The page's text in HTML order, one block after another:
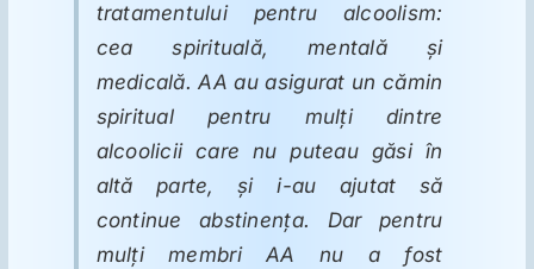
tratamentului pentru alcoolism:
cea spirituală, mentală şi
medicală. AA au asigurat un cămin
spiritual pentru mulţi dintre
alcoolicii care nu puteau găsi în
altă parte, şi i-au ajutat să
continue abstinenţa. Dar pentru
mulţi membri AA nu a fost